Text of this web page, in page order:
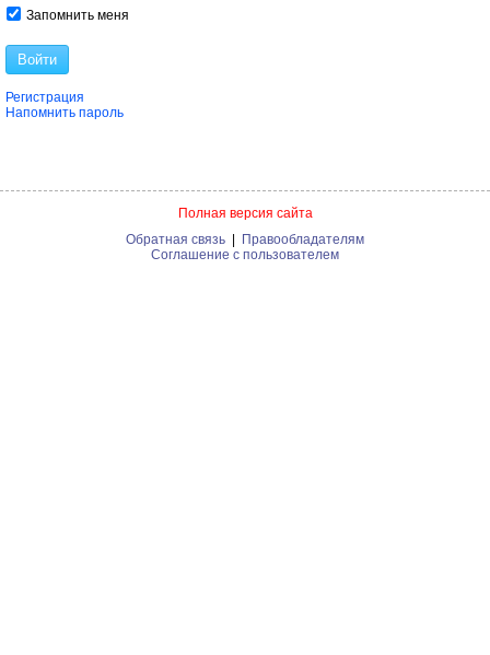
Запомнить меня
Войти
Регистрация
Напомнить пароль
Полная версия сайта
Обратная связь
Правообладателям
Соглашение с пользователем